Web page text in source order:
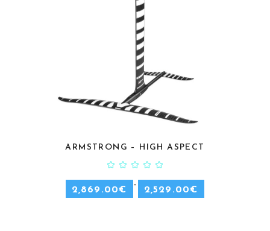
CHOIX DES OPTIONS
ARMSTRONG – HIGH ASPECT
2,529.00€
–
2,869.00€